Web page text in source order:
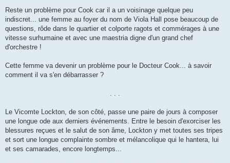
Reste un problème pour Cook car il a un voisinage quelque peu
indiscret... une femme au foyer du nom de Viola Hall pose beaucoup de
questions, rôde dans le quartier et colporte ragots et commérages à une
vitesse surhumaine et avec une maestria digne d'un grand chef
d'orchestre !
Cette femme va devenir un problème pour le Docteur Cook... à savoir
comment il va s'en débarrasser ?
. . .
Le Vicomte Lockton, de son côté, passe une paire de jours à composer
une longue ode aux derniers événements. Entre le besoin d'exorciser les
blessures reçues et le salut de son âme, Lockton y met toutes ses tripes
et sort une longue complainte sombre et mélancolique qui le hantera, lui
et ses camarades, encore longtemps...